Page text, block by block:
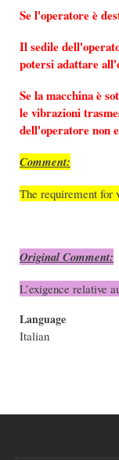
Se l'operatore è
Il sedile
potersi adattare
Se la macchina è
le vibrazioni
dell'operatore non
Comment:
The requirement for
Original Comment:
L’exigence relative
Language
Italian